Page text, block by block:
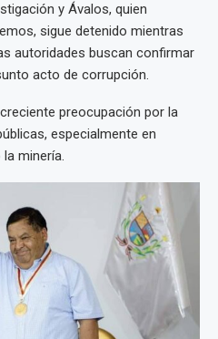
y Ávalos, quien
sigue detenido mientras
autoridades buscan confirmar
acto de corrupción.
preocupación por la
especialmente en
minería.